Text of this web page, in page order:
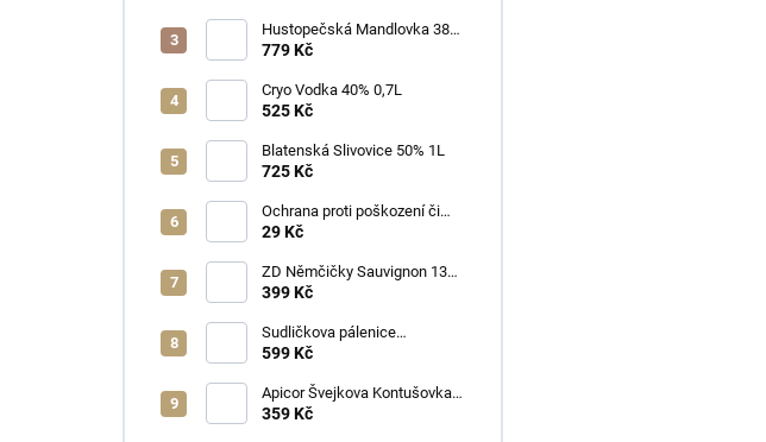
Hustopečská Mandlovka 38%
1L
779 Kč
Cryo Vodka 40% 0,7L
525 Kč
Blatenská Slivovice 50% 1L
725 Kč
Ochrana proti poškození či
ztrátě
29 Kč
ZD Němčičky Sauvignon 13%
2025 Bag in Box 3L - suché
399 Kč
Sudličkova pálenice
Ořechovka 30% 0,7L
599 Kč
Apicor Švejkova Kontušovka
40% 0,5L
359 Kč